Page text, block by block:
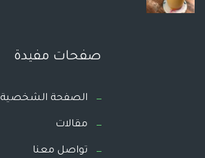
صفحات مفيدة
الصفحة الشخصية
مقالات
تواصل معنا